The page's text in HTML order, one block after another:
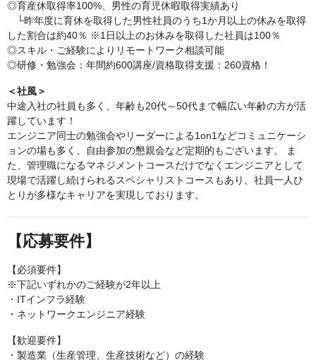
◎育産休取得率100%、男性の育児休暇取得実績あり
└昨年度に育休を取得した男性社員のうち1か月以上の休みを取得
した割合は約40％ ※1日以上のお休みを取得した社員は100％
◎スキル・ご経験によりリモートワーク相談可能
◎研修・勉強会：年間約600講座/資格取得支援：260資格！
＜社風＞
中途入社の社員も多く、年齢も20代～50代まで幅広い年齢の方が活
躍しています！
エンジニア同士の勉強会やリーダーによる1on1などコミュニケーシ
ョンの場も多く、自由参加の懇親会など定期的もございます。 ま
た、管理職になるマネジメントコースだけでなくエンジニアとして
現場で活躍し続けられるスペシャリストコースもあり、社員一人ひ
とりが多様なキャリアを実現しております。
【応募要件】
【必須要件】
※下記いずれかのご経験が2年以上
・ITインフラ経験
・ネットワークエンジニア経験
【歓迎要件】
・製造業（生産管理、生産技術など）の経験